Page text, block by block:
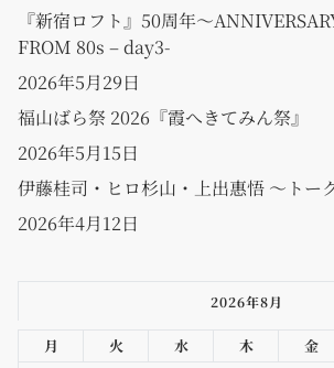
『新宿ロフト』50周年〜
FROM 80s – day3-
2026年5月29日
福山ばら祭 2026『霞へきてみん祭』
2026年5月15日
伊藤桂司・ヒロ杉山・上出惠悟 〜トー
2026年4月12日
2026年8月
月 火 水 木 金